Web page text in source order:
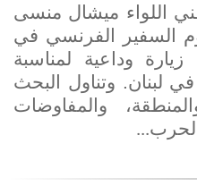
اللواء ميشال منسى
السفير الفرنسي في
وداعية لمناسبة
في لبنان. وتناول البحث
والمفاوضات
الحرب...